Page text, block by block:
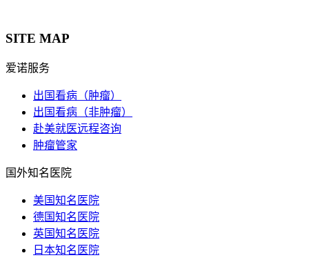
SITE MAP
爱诺服务
出国看病（肿瘤）
出国看病（非肿瘤）
赴美就医远程咨询
肿瘤管家
国外知名医院
美国知名医院
德国知名医院
英国知名医院
日本知名医院